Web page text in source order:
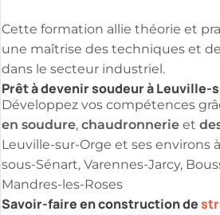
Cette formation allie théorie et
une maîtrise des techniques et
dans le secteur industriel.
Prêt à devenir soudeur à Leuville-
Développez vos compétences
en soudure,chaudronnerieet
Leuville-sur-Orge et ses environs
sous-Sénart, Varennes-Jarcy,
Mandres-les-Roses
Savoir-faire en construction de